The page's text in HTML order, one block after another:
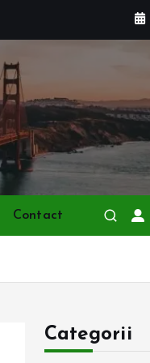
Contact
Categorii